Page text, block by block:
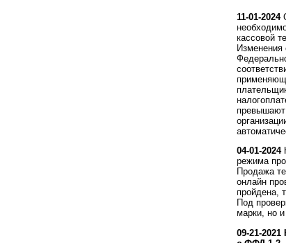
11-01-2024
кассовой
Изменения
превышают
04-01-2024
режима
Продажа
онлайн
пройдена,
Под
марки, но и
09-21-2021